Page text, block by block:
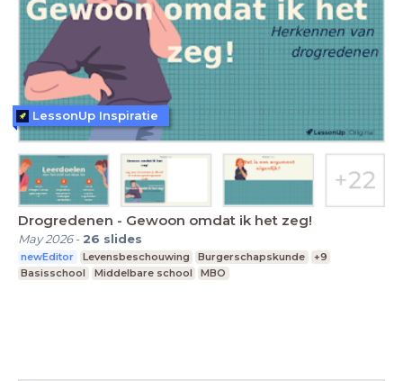
Drogredenen - Gewoon omdat ik het zeg!
May 2026- 26 slides
newEditor Levensbeschouwing Burgerschapskunde
+9
Basisschool
Middelbare school MBO
LessonUp Inspiratie